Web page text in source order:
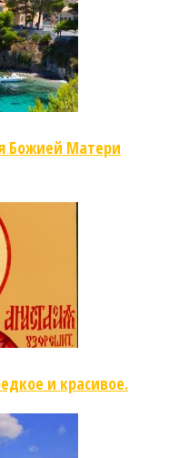
Божией Матери
и красивое.